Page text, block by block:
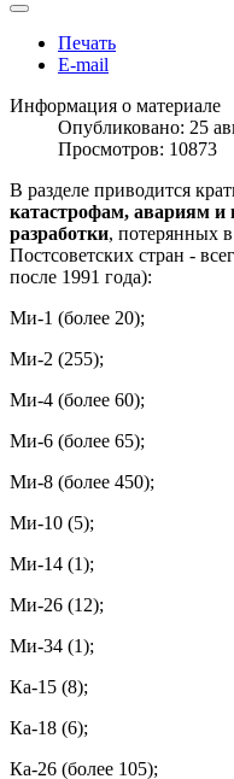
Печать
E-mail
Информация о материале
Опубликовано: 25
Просмотров: 10873
В разделе приводится
катастрофам, авариям и
разработки, потерянных
Постсоветских стран -
после 1991 года):
Ми-1 (более 20);
Ми-2 (255);
Ми-4 (более 60);
Ми-6 (более 65);
Ми-8 (более 450);
Ми-10 (5);
Ми-14 (1);
Ми-26 (12);
Ми-34 (1);
Ка-15 (8);
Ка-18 (6);
Ка-26 (более 105);